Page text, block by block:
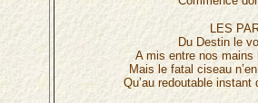
LES
Du Destin le
A mis entre nos
Mais le fatal ciseau
Qu’au redoutable instant